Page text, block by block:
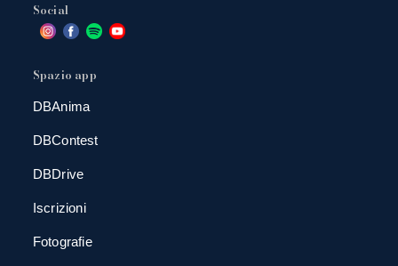
Social
Spazio app
DBAnima
DBContest
DBDrive
Iscrizioni
Fotografie